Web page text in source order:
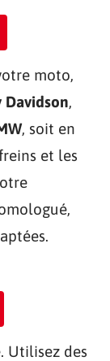
moto,
Davidson,
, soit en
et les
Utilisez des